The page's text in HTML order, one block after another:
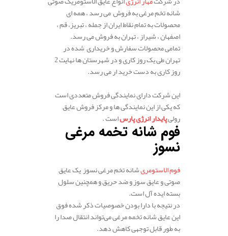
شانه تخم مرغی به فروش می رسد ، همه ای
محصولات به تمام نقاط ایران از جمله ، تبریز، قم ،
اصفهان ، شیراز ، تهران به فروش می رسد.
تمامی محصولات سفارش و خریداری شده در
تهران طی یک روز کاری و در شهرستان ها نهایت 2
روز کاری به دست خرید ار می رسد.
این شرکت دارای نمایندگی فروش متعددی است
که یکی از این نمایندگی ها و مرکز فروش عایق
رولیپایدار انرژی پارساست .
فوم شانه تخمه مرغی
نسوز
فوم الاستومریشانه تخم مرغی نسوز یک عایق
صوتی و عایق سوز و ضد حریق و همچنین سلول
بسته ایده آل است.
در نتیجه با دارا بودن خصوصیات ذکر شده فوق
این عایق شانه تخمه مرغی می‌تواند انتقال صدا را
به طور قابل توجهی کاهش دهد.